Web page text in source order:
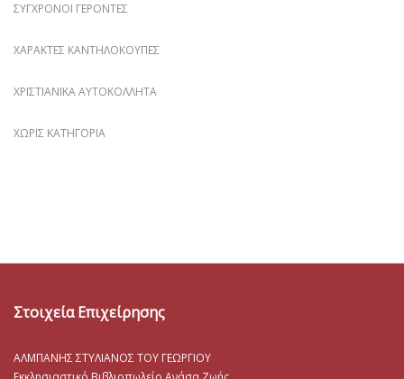
ΣΎΓΧΡΟΝΟΙ ΓΈΡΟΝΤΕΣ
ΧΑΡΑΚΤΈΣ ΚΑΝΤΗΛΌΚΟΥΠΕΣ
ΧΡΙΣΤΙΑΝΙΚΆ ΑΥΤΟΚΌΛΛΗΤΑ
ΧΩΡΊΣ ΚΑΤΗΓΟΡΊΑ
Στοιχεία Επιχείρησης
ΑΛΜΠΑΝΗΣ ΣΤΥΛΙΑΝΟΣ ΤΟΥ ΓΕΩΡΓΙΟΥ